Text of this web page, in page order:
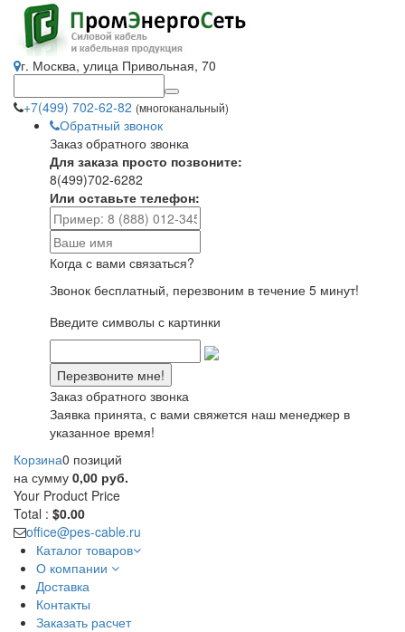
г. Москва, улица Привольная, 70
+7(499) 702-62-82 (многоканальный)
Обратный звонок
Заказ обратного звонка
Для заказа просто позвоните:
8(499)702-6282
Или оставьте телефон:
Когда с вами связаться?
Звонок бесплатный, перезвоним в течение 5 минут!
Введите символы с картинки
Заказ обратного звонка
Заявка принята, с вами свяжется наш менеджер в
указанное время!
Корзина0 позиций
на сумму 0,00 руб.
Your Product Price
Total : $0.00
office@pes-cable.ru
Каталог товаров
О компании
Доставка
Контакты
Заказать расчет